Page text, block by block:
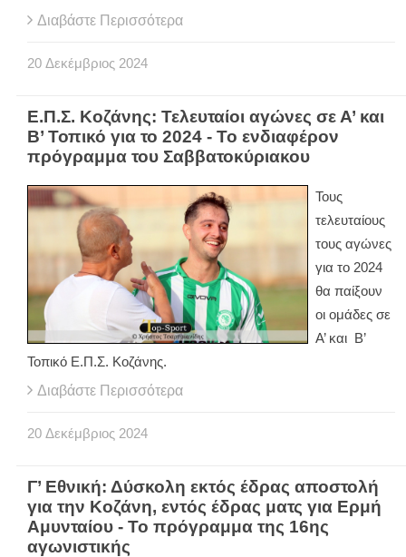
Διαβάστε Περισσότερα
20 Δεκέμβριος 2024
Ε.Π.Σ. Κοζάνης: Τελευταίοι αγώνες σε Α’ και
Β’ Τοπικό για το 2024 - Το ενδιαφέρον
πρόγραμμα του Σαββατοκύριακου
Τους
τελευταίους
τους αγώνες
για το 2024
θα παίξουν
οι ομάδες σε
Α’ και Β’
Τοπικό Ε.Π.Σ. Κοζάνης.
Διαβάστε Περισσότερα
20 Δεκέμβριος 2024
Γ’ Εθνική: Δύσκολη εκτός έδρας αποστολή
για την Κοζάνη, εντός έδρας ματς για Ερμή
Αμυνταίου - Το πρόγραμμα της 16ης
αγωνιστικής